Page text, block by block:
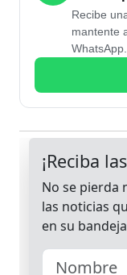
Recibe
mantente
WhatsApp.